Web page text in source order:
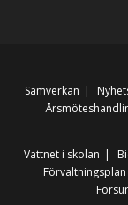
Samverkan
Vattnet i skolan